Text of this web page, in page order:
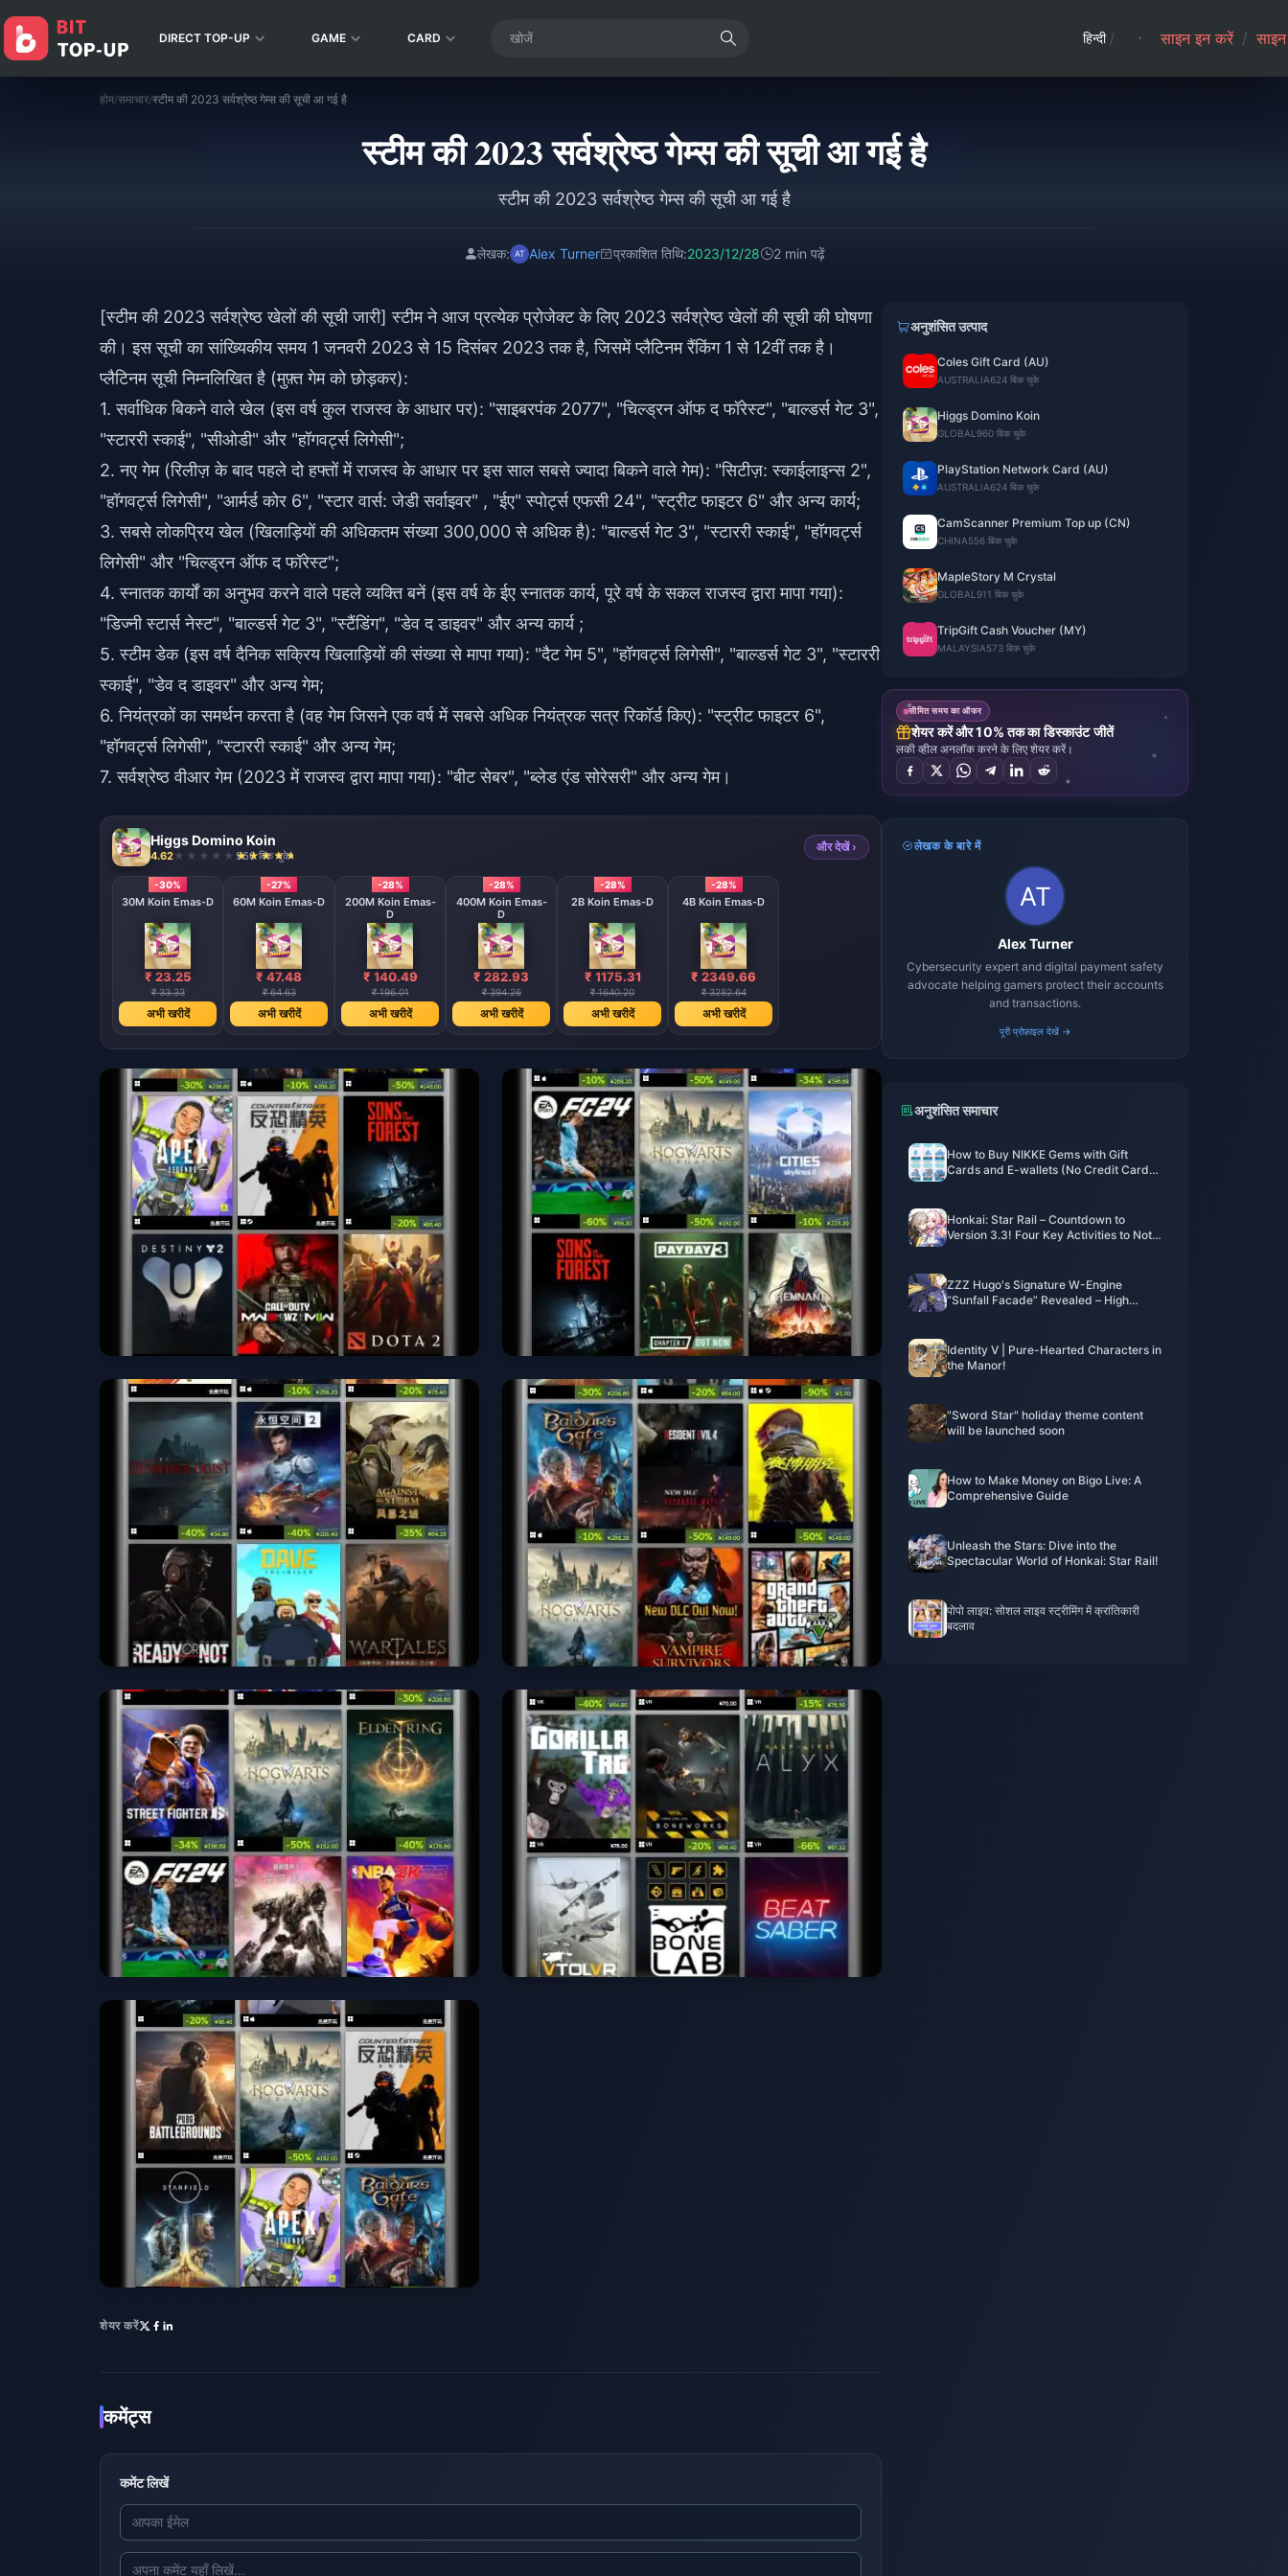
DIRECT TOP-UP GAME CARD हिन्दी / साइन इन करें /
होम/समाचार/स्टीम की 2023 सर्वश्रेष्ठ गेम्स की सूची आ गई है
स्टीम की 2023 सर्वश्रेष्ठ गेम्स की सूची आ गई है
स्टीम की 2023 सर्वश्रेष्ठ गेम्स की सूची आ गई है
लेखक: Alex Turner प्रकाशित तिथि:2023/12/28 2 min पढ़ें
[स्टीम की 2023 सर्वश्रेष्ठ खेलों की सूची जारी] स्टीम ने आज प्रत्येक प्रोजेक्ट के लिए 2023 सर्वश्रेष्ठ खेलों की सूची की घोषणा
की। इस सूची का सांख्यिकीय समय 1 जनवरी 2023 से 15 दिसंबर 2023 तक है, जिसमें प्लैटिनम रैंकिंग 1 से 12वीं तक है।
प्लैटिनम सूची निम्नलिखित है (मुफ़्त गेम को छोड़कर):
1. सर्वाधिक बिकने वाले खेल (इस वर्ष कुल राजस्व के आधार पर): "साइबरपंक 2077", "चिल्ड्रन ऑफ द फॉरेस्ट", "बाल्डर्स गेट 3",
"स्टाररी स्काई", "सीओडी" और "हॉगवर्ट्स लिगेसी";
2. नए गेम (रिलीज़ के बाद पहले दो हफ्तों में राजस्व के आधार पर इस साल सबसे ज्यादा बिकने वाले गेम): "सिटीज़: स्काईलाइन्स 2",
"हॉगवर्ट्स लिगेसी", "आर्मर्ड कोर 6", "स्टार वार्स: जेडी सर्वाइवर" , "ईए" स्पोर्ट्स एफसी 24", "स्ट्रीट फाइटर 6" और अन्य कार्य;
3. सबसे लोकप्रिय खेल (खिलाड़ियों की अधिकतम संख्या 300,000 से अधिक है): "बाल्डर्स गेट 3", "स्टाररी स्काई", "हॉगवर्ट्स
लिगेसी" और "चिल्ड्रन ऑफ द फॉरेस्ट";
4. स्नातक कार्यों का अनुभव करने वाले पहले व्यक्ति बनें (इस वर्ष के ईए स्नातक कार्य, पूरे वर्ष के सकल राजस्व द्वारा मापा गया):
"डिज्नी स्टार्स नेस्ट", "बाल्डर्स गेट 3", "स्टैंडिंग", "डेव द डाइवर" और अन्य कार्य ;
5. स्टीम डेक (इस वर्ष दैनिक सक्रिय खिलाड़ियों की संख्या से मापा गया): "दैट गेम 5", "हॉगवर्ट्स लिगेसी", "बाल्डर्स गेट 3", "स्टाररी
स्काई", "डेव द डाइवर" और अन्य गेम;
6. नियंत्रकों का समर्थन करता है (वह गेम जिसने एक वर्ष में सबसे अधिक नियंत्रक सत्र रिकॉर्ड किए): "स्ट्रीट फाइटर 6",
"हॉगवर्ट्स लिगेसी", "स्टाररी स्काई" और अन्य गेम;
7. सर्वश्रेष्ठ वीआर गेम (2023 में राजस्व द्वारा मापा गया): "बीट सेबर", "ब्लेड एंड सोरेसरी" और अन्य गेम।
Higgs Domino Koin
4.62 960 बिक चुके
और देखें ›
-30%
30M Koin Emas-D
₹ 23.25
₹ 33.33
अभी खरीदें
-27%
60M Koin Emas-D
₹ 47.48
₹ 64.63
अभी खरीदें
-28%
200M Koin Emas-
D
₹ 140.49
₹ 196.01
अभी खरीदें
-28%
400M Koin Emas-
D
₹ 282.93
₹ 394.26
अभी खरीदें
-28%
2B Koin Emas-D
₹ 1175.31
₹ 1640.20
अभी खरीदें
-28%
4B Koin Emas-D
₹ 2349.66
₹ 3282.64
अभी खरीदें
शेयर करें
कमेंट्स
कमेंट लिखें
अनुशंसित उत्पाद
Coles Gift Card (AU)
AUSTRALIA624 बिक चुके
Higgs Domino Koin
GLOBAL 960 बिक चुके
PlayStation Network Card (AU)
AUSTRALIA624 बिक चुके
CamScanner Premium Top up (CN)
CHINA556 बिक चुके
MapleStory M Crystal
GLOBAL 911 बिक चुके
TripGift Cash Voucher (MY)
MALAYSIA573 बिक चुके
सीमित समय का ऑफर
शेयर करें और 10% तक का डिस्काउंट जीतें
लकी व्हील अनलॉक करने के लिए शेयर करें।
लेखक के बारे में
Alex Turner
Cybersecurity expert and digital payment safety
advocate helping gamers protect their accounts
and transactions.
पूरी प्रोफ़ाइल देखें →
अनुशंसित समाचार
How to Buy NIKKE Gems with Gift
Cards and E-wallets (No Credit Card
Honkai: Star Rail – Countdown to
Version 3.3! Four Key Activities to Note
ZZZ Hugo's Signature W-Engine
“Sunfall Facade” Revealed – High
Identity V | Pure-Hearted Characters in
the Manor!
"Sword Star" holiday theme content
will be launched soon
How to Make Money on Bigo Live: A
Comprehensive Guide
Unleash the Stars: Dive into the
Spectacular World of Honkai: Star Rail!
पोपो लाइव: सोशल लाइव स्ट्रीमिंग में क्रांतिकारी
बदलाव